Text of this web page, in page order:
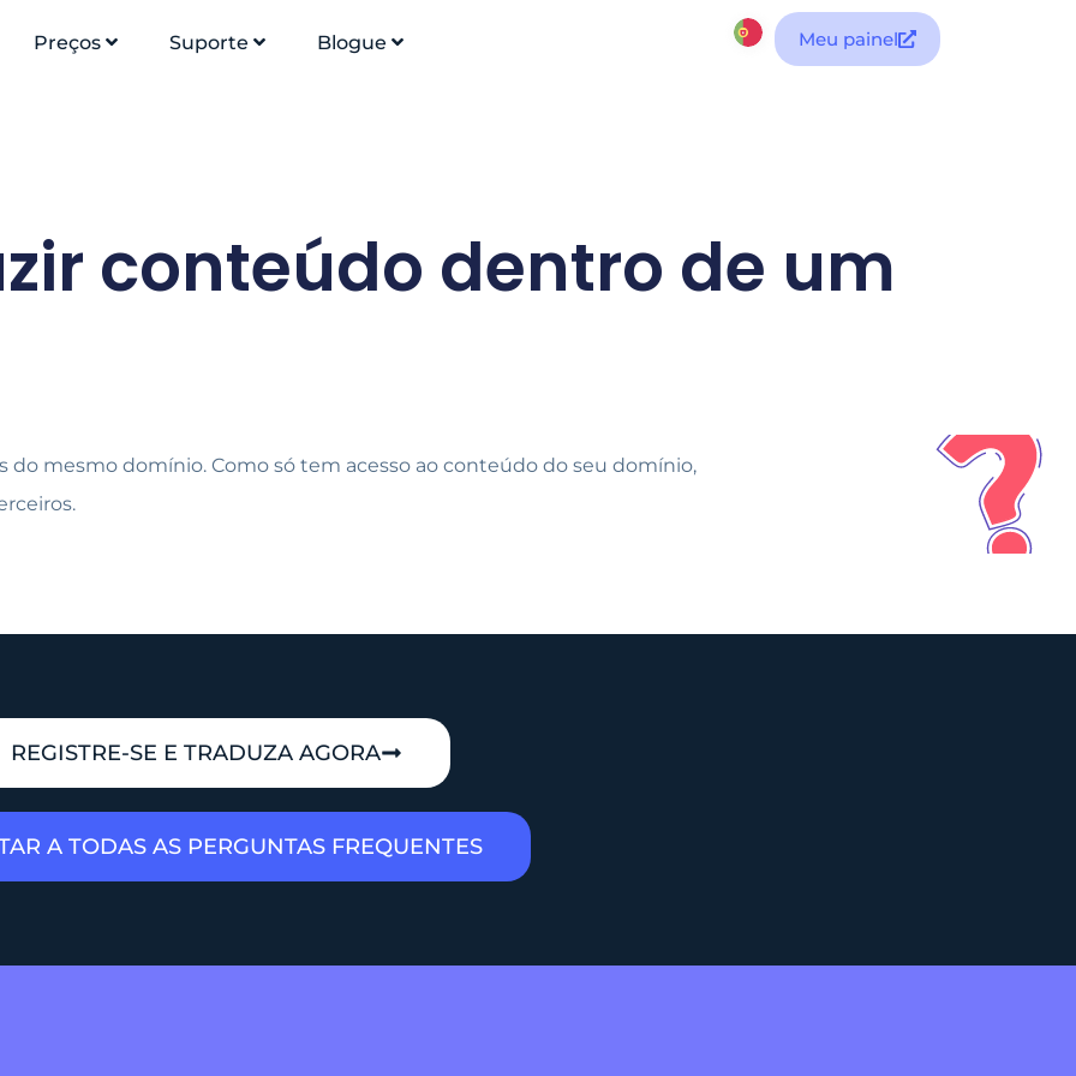
Preços Suporte Blogue Meu painel
conteúdo dentro de um
do mesmo domínio. Como só tem acesso ao conteúdo do seu domínio,
REGISTRE-SE E TRADUZA AGORA
A TODAS AS PERGUNTAS FREQUENTES